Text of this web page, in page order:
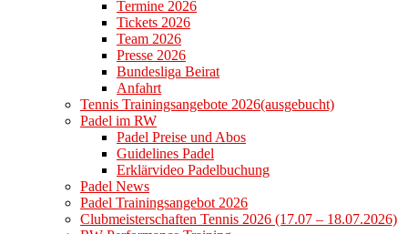
Termine 2026
Tickets 2026
Team 2026
Presse 2026
Bundesliga Beirat
Anfahrt
Tennis Trainingsangebote 2026(ausgebucht)
Padel im RW
Padel Preise und Abos
Guidelines Padel
Erklärvideo Padelbuchung
Padel News
Padel Trainingsangebot 2026
Clubmeisterschaften Tennis 2026 (17.07 – 18.07.2026)